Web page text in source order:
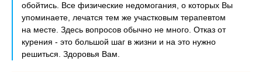
обойтись. Все физические недомогания, о которых Вы
упоминаете, лечатся тем же участковым терапевтом
на месте. Здесь вопросов обычно не много. Отказ от
курения - это большой шаг в жизни и на это нужно
решиться. Здоровья Вам.